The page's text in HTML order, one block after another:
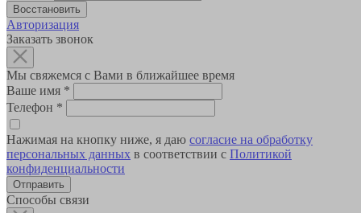
Авторизация
Заказать звонок
Мы свяжемся с Вами в ближайшее время
Ваше имя *
Телефон *
Нажимая на кнопку ниже, я даю согласие на обработку
персональных данных в соответствии с Политикой
конфиденциальности
Способы связи